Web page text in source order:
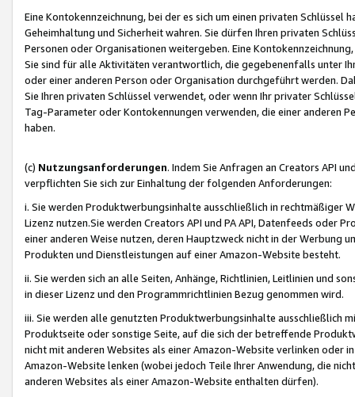
Eine Kontokennzeichnung, bei der es sich um einen privaten
Geheimhaltung und Sicherheit wahren. Sie dürfen Ihren privaten
Personen oder Organisationen weitergeben. Eine
Sie sind für alle Aktivitäten verantwortlich, die gegebenenfalls unter
oder einer anderen Person oder Organisation durchgeführt werden.
Sie Ihren privaten Schlüssel verwendet, oder wenn Ihr privater
Tag-Parameter oder Kontokennungen verwenden, die einer anderen
haben.
(c) Nutzungsanforderungen. Indem Sie Anfragen an Creators API
verpflichten Sie sich zur Einhaltung der folgenden Anforderungen:
i. Sie werden Produktwerbungsinhalte ausschließlich in rechtmäßiger
Lizenz nutzen.Sie werden Creators API und PA API, Datenfeeds oder
einer anderen Weise nutzen, deren Hauptzweck nicht in der Werbung
Produkten und Dienstleistungen auf einer Amazon-Website besteht.
ii. Sie werden sich an alle Seiten, Anhänge, Richtlinien, Leitlinien und
in dieser Lizenz und den Programmrichtlinien Bezug genommen wird.
iii. Sie werden alle genutzten Produktwerbungsinhalte ausschließlich
Produktseite oder sonstige Seite, auf die sich der betreffende
nicht mit anderen Websites als einer Amazon-Website verlinken oder
Amazon-Website lenken (wobei jedoch Teile Ihrer Anwendung, die
anderen Websites als einer Amazon-Website enthalten dürfen).